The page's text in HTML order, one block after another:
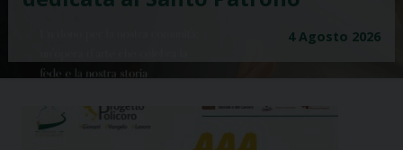
25 Giugno 2026